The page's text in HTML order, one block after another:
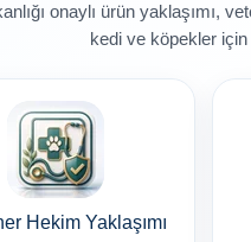
onaylı ürün yaklaşımı,
kedi ve köpekler
Hekim Yaklaşımı